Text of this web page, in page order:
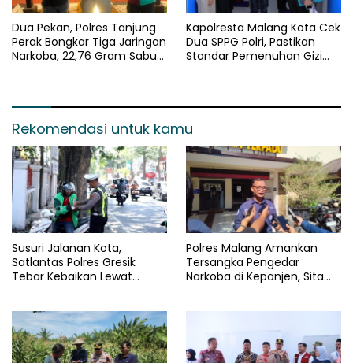
Dua Pekan, Polres Tanjung
Perak Bongkar Tiga Jaringan
Narkoba, 22,76 Gram Sabu
Kapolresta Malang Kota Cek
Dua SPPG Polri, Pastikan
Standar Pemenuhan Gizi
Rekomendasi untuk kamu
Susuri Jalanan Kota,
Satlantas Polres Gresik
Tebar Kebaikan Lewat
Polres Malang Amankan
Tersangka Pengedar
Narkoba di Kepanjen, Sita